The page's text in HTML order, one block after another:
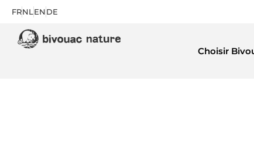
FRNLENDE
Choisir